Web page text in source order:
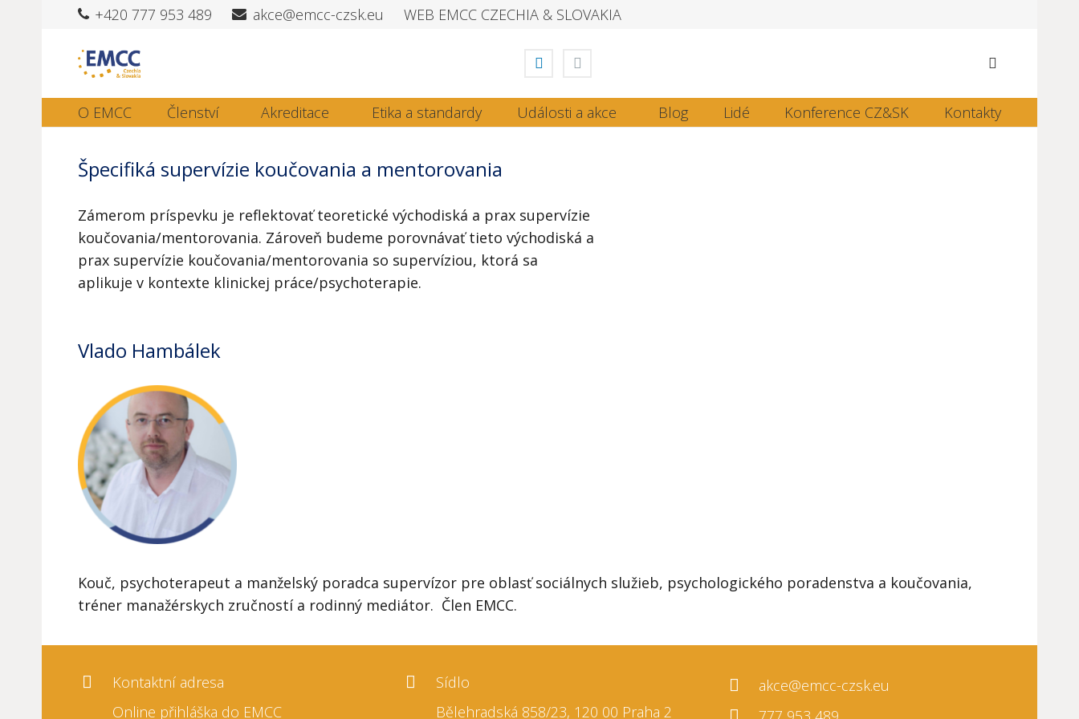
+420 777 953 489 akce@emcc-czsk.eu WEB EMCC CZECHIA & SLOVAKIA
O EMCC Členství Akreditace Etika a standardy Události a akce Blog Lidé Konference CZ&SK Kontakty
Špecifiká supervízie koučovania a mentorovania
Zámerom príspevku je reflektovať teoretické východiská a prax supervízie
koučovania/mentorovania. Zároveň budeme porovnávať tieto východiská a
prax supervízie koučovania/mentorovania so supervíziou, ktorá sa
aplikuje v kontexte klinickej práce/psychoterapie.
Vlado Hambálek
Kouč, psychoterapeut a manželský poradca supervízor pre oblasť sociálnych služieb, psychologického poradenstva a koučovania,
tréner manažérskych zručností a rodinný mediátor. Člen EMCC.
Kontaktní adresa
Online přihláška do EMCC
Sídlo
Bělehradská 858/23, 120 00 Praha 2
akce@emcc-czsk.eu